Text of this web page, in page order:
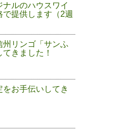
ナルのハウスワイ
で提供します（2週
州リンゴ「サンふ
てきました！
をお手伝いしてき